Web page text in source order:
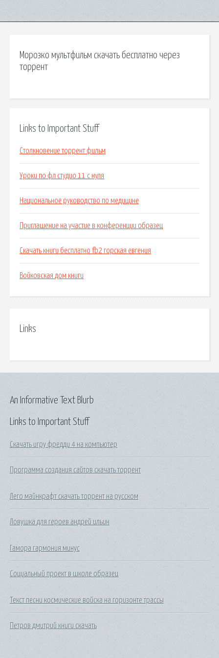
Морозко мультфильм скачать бесплатно через
торрент
Links to Important Stuff
Столкновение торрент фильм
Уроки по фл студио 11 с нуля
Национальное руководство по медицине
Приглашение на участие в конференции образец
Скачать книги бесплатно fb2 горская евгения
Войковская дом книги
Links
Links to Important Stuff
Скачать игру фредди 4 на компьютер
Программа создания сайтов скачать торрент
Лего майнкрафт скачать торрент на русском
Ловушка для героев андрей ильин
Гамора гармония минус
Социальный проект в школе образец
Текст песни космические войска на горизонте трассы
Петров дмитрий книги скачать
An Informative Text Blurb